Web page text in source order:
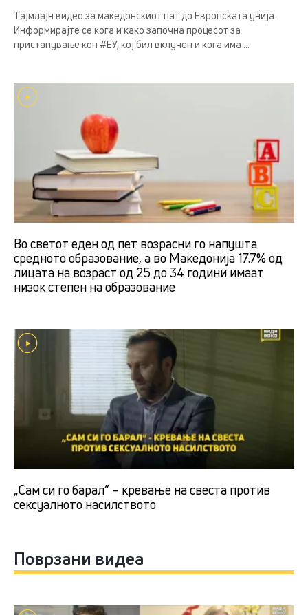
Тајмлајн видео за македонскиот пат до Европската унија.
Информирајте се кога и како започна процесот за
пристапување кон #ЕУ, кој бил вклучен и кога има ...
Во светот еден од пет возрасни го напушта
средното образование, а во Македонија 17.7% од
лицата на возраст од 25 до 34 години имаат
низок степен на образование
„Сам си го барал“ – кревање на свеста против
сексуалното насилството
Поврзани видеа